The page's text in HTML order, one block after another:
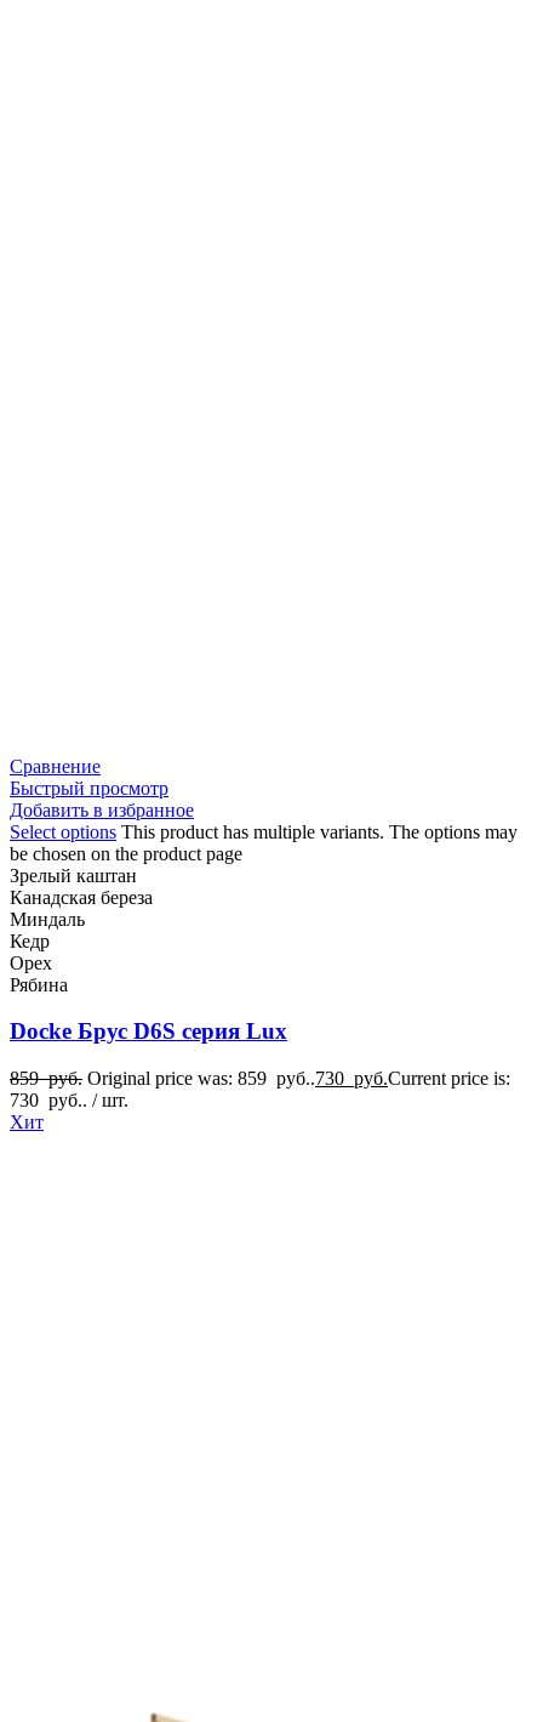
Сравнение
Быстрый просмотр
Добавить в избранное
Select options This product has multiple variants. The options may
be chosen on the product page
Зрелый каштан
Канадская береза
Миндаль
Кедр
Орех
Рябина
Docke Брус D6S серия Lux
859руб. Original price was: 859 руб..730 руб.Current price is:
730 руб.. / шт.
Хит